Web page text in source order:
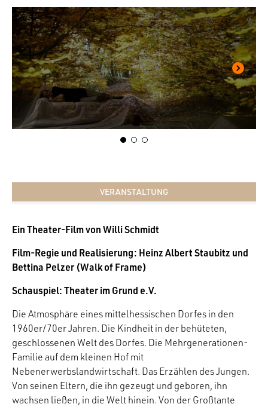
VERANSTALTUNG
Ein Theater-Film von Willi Schmidt
Film-Regie und Realisierung: Heinz Albert Staubitz und
Bettina Pelzer (Walk of Frame)
Schauspiel: Theater im Grund e.V.
Die Atmosphäre eines mittelhessischen Dorfes in den
1960er/70er Jahren. Die Kindheit in der behüteten,
geschlossenen Welt des Dorfes. Die Mehrgenerationen-
Familie auf dem kleinen Hof mit
Nebenerwerbslandwirtschaft. Das Erzählen des Jungen.
Von seinen Eltern, die ihn gezeugt und geboren, ihn
wachsen ließen, in die Welt hinein. Von der Großtante